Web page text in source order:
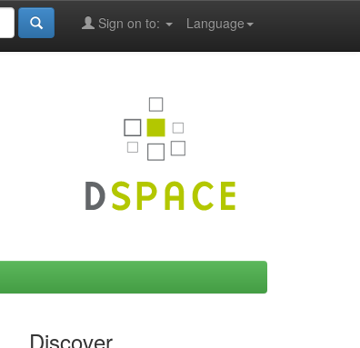
Language
Sign on to:
Discover